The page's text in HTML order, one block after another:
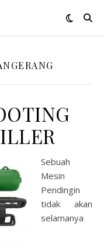
Sebuah
Mesin
Pendingin
tidak akan
selamanya